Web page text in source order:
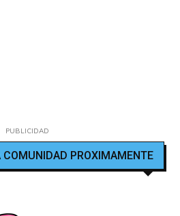
PUBLICIDAD
COMUNIDAD PROXIMAMENTE